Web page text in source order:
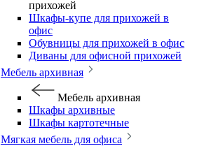
прихожей
Шкафы-купе для прихожей в
офис
Обувницы для прихожей в офис
Диваны для офисной прихожей
Мебель архивная
Мебель архивная
Шкафы архивные
Шкафы картотечные
Мягкая мебель для офиса